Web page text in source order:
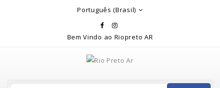
Português (Brasil)
Bem Vindo ao Riopreto AR